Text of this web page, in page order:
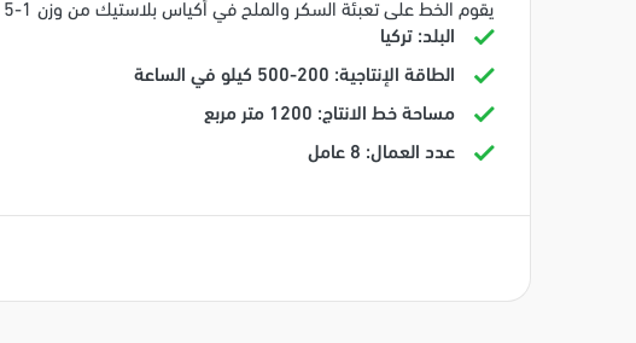
يقوم الخط على تعبئة السكر والملح في أكياس بلاستيك من وزن 1-5 و20-40-50 كيلو بناء على وسائل التكنولوجيا الحديثة بيانات الخط
البلد: تركيا
الطاقة الإنتاجية: 200-500 كيلو في الساعة
مساحة خط الانتاج: 1200 متر مربع
عدد العمال: 8 عامل